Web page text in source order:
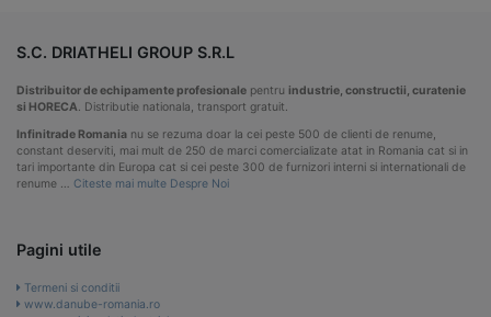
S.C. DRIATHELI GROUP S.R.L
Distribuitor de echipamente profesionale pentru industrie, constructii, curatenie
si HORECA. Distributie nationala, transport gratuit.
Infinitrade Romania nu se rezuma doar la cei peste 500 de clienti de renume,
constant deserviti, mai mult de 250 de marci comercializate atat in Romania cat si in
tari importante din Europa cat si cei peste 300 de furnizori interni si internationali de
renume … Citeste mai multe Despre Noi
Pagini utile
Termeni si conditii
www.danube-romania.ro